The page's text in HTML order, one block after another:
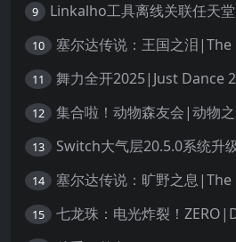
9 Linkalho工具离线关联任天
10
11 舞力全开2025|Just Dance
12
13 Switch大气层20.5.0系统升
14
15